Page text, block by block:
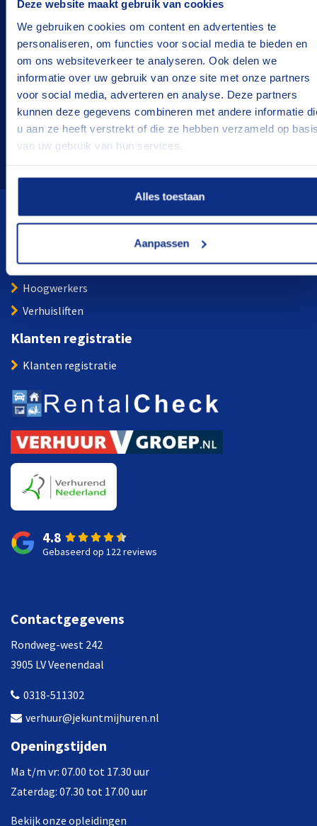
Deze website maakt gebruik van cookies
We gebruiken cookies om content en advertenties te
personaliseren, om functies voor social media te bieden en
om ons websiteverkeer te analyseren. Ook delen we
informatie over uw gebruik van onze site met onze partners
voor social media, adverteren en analyse. Deze partners
kunnen deze gegevens combineren met andere informatie
u aan ze heeft verstrekt of die ze hebben verzameld op
van uw gebruik van hun services.
Alles toestaan
Aanpassen
Flexibele termijnen
Goed onderhouden
De juiste oplossing
Tevreden klanten
Aanhangwagens
Hoogwerkers
Verhuisliften
Klanten registratie
Klanten registratie
4.8
Gebaseerd op 122 reviews
Contactgegevens
Rondweg-west 242
3905 LV Veenendaal
0318-511302
verhuur@jekuntmijhuren.nl
Openingstijden
Ma t/m vr: 07.00 tot 17.30 uur
Zaterdag: 07.30 tot 17.00 uur
Bekijk onze opleidingen